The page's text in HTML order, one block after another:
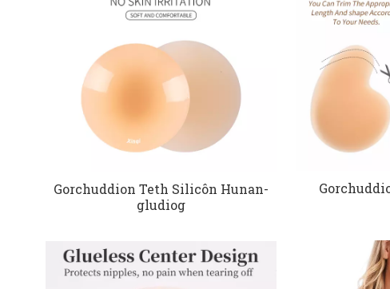
Gorchuddion Teth Silicôn Hunan-
gludiog